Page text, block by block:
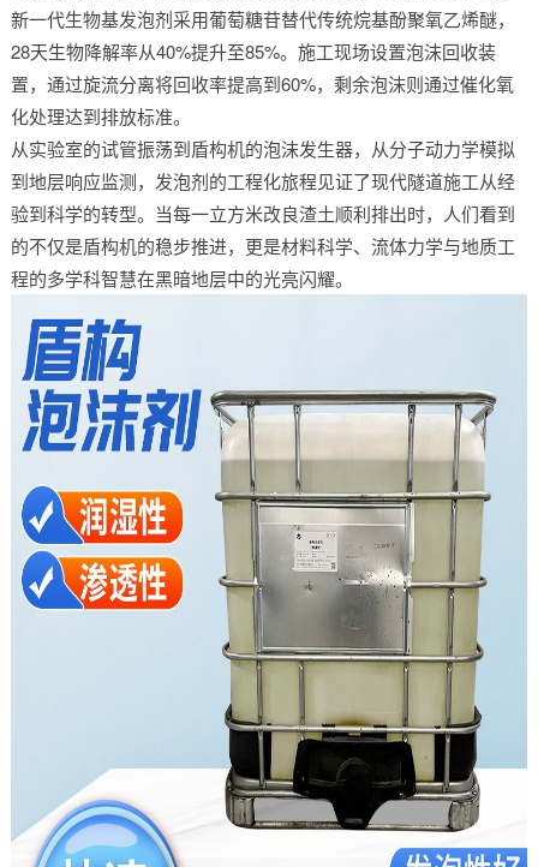
新一代生物基发泡剂采用葡萄糖苷替代传统烷基酚聚氧乙烯醚，
28天生物降解率从40%提升至85%。施工现场设置泡沫回收装
置，通过旋流分离将回收率提高到60%，剩余泡沫则通过催化氧
化处理达到排放标准。
从实验室的试管振荡到盾构机的泡沫发生器，从分子动力学模拟
到地层响应监测，发泡剂的工程化旅程见证了现代隧道施工从经
验到科学的转型。当每一立方米改良渣土顺利排出时，人们看到
的不仅是盾构机的稳步推进，更是材料科学、流体力学与地质工
程的多学科智慧在黑暗地层中的光亮闪耀。